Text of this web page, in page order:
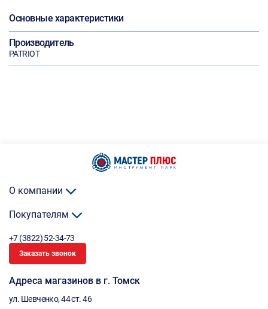
Основные характеристики
Производитель
PATRIOT
О компании
Покупателям
+7 (3822) 52-34-73
Заказать звонок
Адреса магазинов в г. Томск
ул. Шевченко, 44 ст. 46